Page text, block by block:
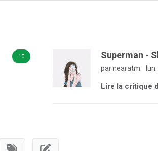
10 Superman -
par nearatm
Lire la critique